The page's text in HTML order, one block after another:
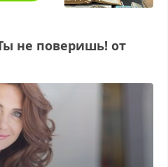
не поверишь! от